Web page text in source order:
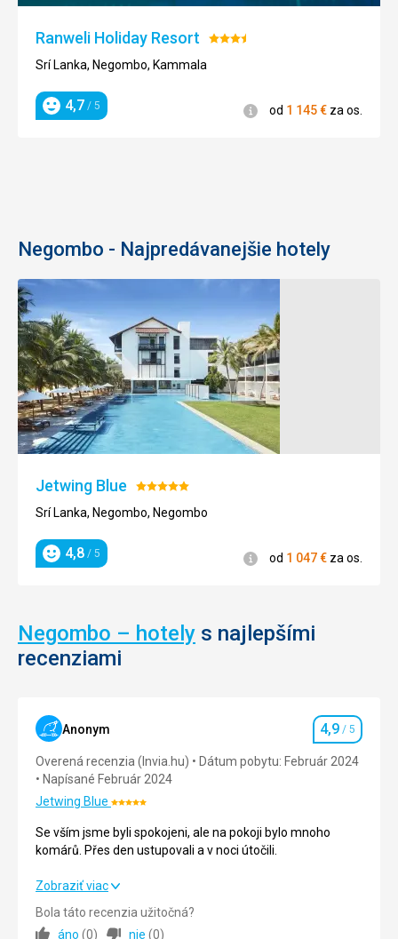
Ranweli Holiday Resort Hodnotenie:
Srí Lanka, Negombo, Kammala
Hodnotenie
4,7 / 5 Informácie
od 1 145€ za os.
Negombo - Najpredávanejšie hotely
Jetwing Blue Hodnotenie:
5/5
Srí Lanka, Negombo, Negombo
Hodnotenie
4,8 / 5 Informácie
od 1 047€ za os.
Negombo – hotely s najlepšími
recenziami
Anonym Hodnotenie
4,9 / 5
Overená recenzia (Invia.hu)
Dátum pobytu: Február 2024
Napísané Február 2024
Jetwing BlueHodnotenie:
5/5
Se vším jsme byli spokojeni, ale na pokoji bylo mnoho
komárů. Přes den ustupovali a v noci útočili.
Se vším jsme byli spokojeni, ale na pokoji bylo mnoho
komárů. Přes den ustupovali a v noci útočili.
Zobraziť viac
Bola táto recenzia užitočná?
áno (0) nie (0)